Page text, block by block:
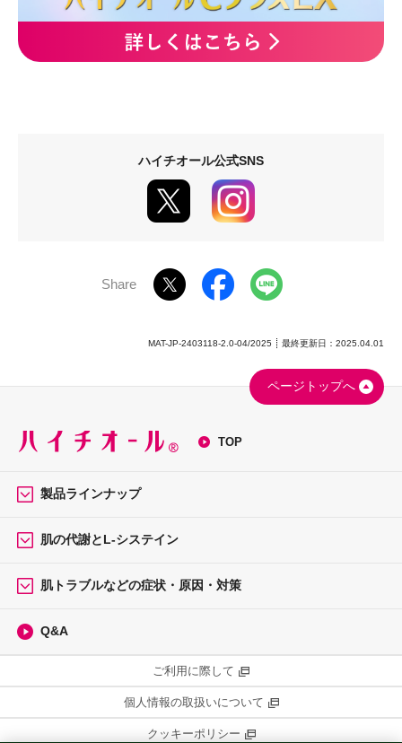
ハイチオール公式SNS
Share
MAT-JP-2403118-2.0-04/2025 最終更新日：2025.04.01
TOP
製品ラインナップ
肌の代謝とL-システイン
肌トラブルなどの症状・原因・対策
Q&A
ページトップへ
ご利用に際して
個人情報の取扱いについて
クッキーポリシー